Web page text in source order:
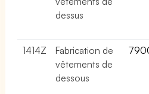
dessus
1414Z
Fabrication de
vêtements de
dessous